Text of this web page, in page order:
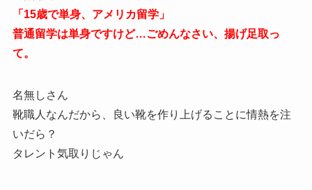
「15歳で単身、アメリカ留学」
普通留学は単身ですけど…ごめんなさい、揚げ足取っ
て。
名無しさん
靴職人なんだから、良い靴を作り上げることに情熱を注
いだら？
タレント気取りじゃん